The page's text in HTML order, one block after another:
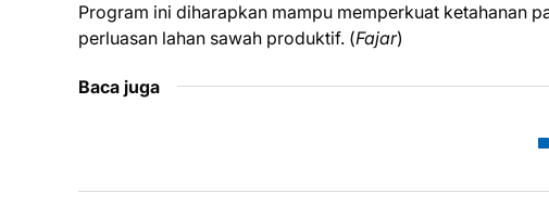
Program ini diharapkan mampu memperkuat ketahanan
perluasan lahan sawah produktif. (Fajar)
Baca juga